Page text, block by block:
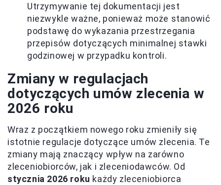
Utrzymywanie tej dokumentacji jest
niezwykle ważne, ponieważ może stanowić
podstawę do wykazania przestrzegania
przepisów dotyczących minimalnej stawki
godzinowej w przypadku kontroli.
Zmiany w regulacjach
dotyczących umów zlecenia w
2026 roku
Wraz z początkiem nowego roku zmieniły się
istotnie regulacje dotyczące umów zlecenia. Te
zmiany mają znaczący wpływ na zarówno
zleceniobiorców, jak i zleceniodawców. Od
stycznia 2026 roku każdy zleceniobiorca